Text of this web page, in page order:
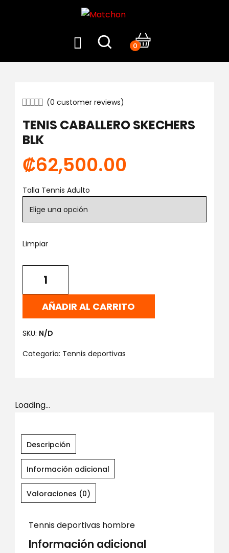
0
(0 customer reviews)
TENIS CABALLERO SKECHERS
BLK
₡62,500.00
Talla Tennis Adulto
Limpiar
AÑADIR AL CARRITO
SKU: N/D
Categoría: Tennis deportivas
Loading...
Descripción
Información adicional
Valoraciones (0)
Tennis deportivas hombre
Información adicional